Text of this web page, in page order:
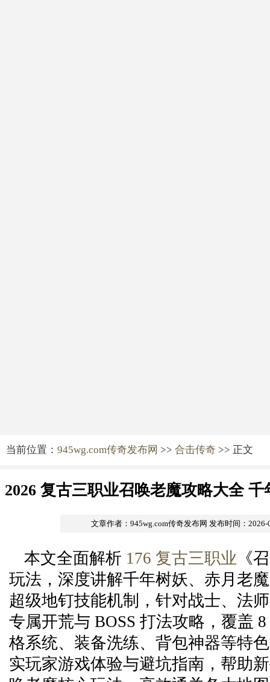
当前位置： 945wg.com传奇发布网 >> 合击传奇 >> 正文
2026 复古三职业召唤老魔攻略大全
超级地钉技能机制详解 新手开荒到
文章作者：945wg.com传奇发布网 发布时间：2026-
本文全面解析 176 复古三职业 《
玩法，深度讲解千年树妖、赤月老
超级地钉技能机制，针对战士、法
专属开荒与 BOSS 打法攻略，覆盖
格系统、装备洗练、背包神器等特
实玩家游戏体验与避坑指南，帮助